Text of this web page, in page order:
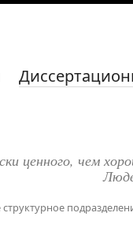
ценного, чем